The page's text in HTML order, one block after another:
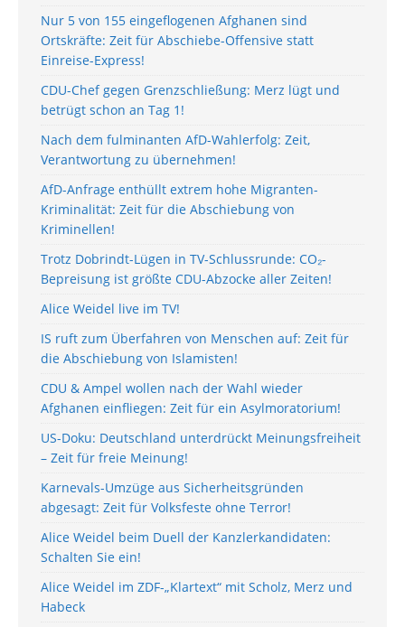
Nur 5 von 155 eingeflogenen Afghanen sind
Ortskräfte: Zeit für Abschiebe-Offensive statt
Einreise-Express!
CDU-Chef gegen Grenzschließung: Merz lügt und
betrügt schon an Tag 1!
Nach dem fulminanten AfD-Wahlerfolg: Zeit,
Verantwortung zu übernehmen!
AfD-Anfrage enthüllt extrem hohe Migranten-
Kriminalität: Zeit für die Abschiebung von
Kriminellen!
Trotz Dobrindt-Lügen in TV-Schlussrunde: CO₂-
Bepreisung ist größte CDU-Abzocke aller Zeiten!
Alice Weidel live im TV!
IS ruft zum Überfahren von Menschen auf: Zeit für
die Abschiebung von Islamisten!
CDU & Ampel wollen nach der Wahl wieder
Afghanen einfliegen: Zeit für ein Asylmoratorium!
US-Doku: Deutschland unterdrückt Meinungsfreiheit
– Zeit für freie Meinung!
Karnevals-Umzüge aus Sicherheitsgründen
abgesagt: Zeit für Volksfeste ohne Terror!
Alice Weidel beim Duell der Kanzlerkandidaten:
Schalten Sie ein!
Alice Weidel im ZDF-„Klartext“ mit Scholz, Merz und
Habeck